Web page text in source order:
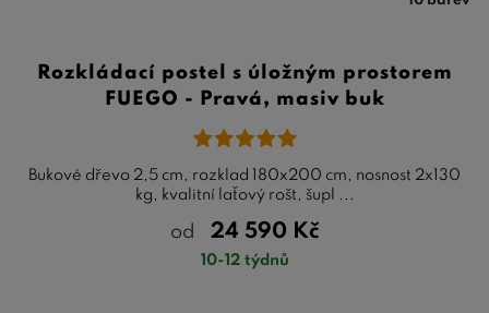
Rozkládací postel s úložným prostorem
FUEGO - Pravá, masiv buk
Bukové dřevo 2,5 cm, rozklad 180x200 cm, nosnost 2x130
kg, kvalitní laťový rošt, šupl ...
od 24 590 Kč
10-12 týdnů